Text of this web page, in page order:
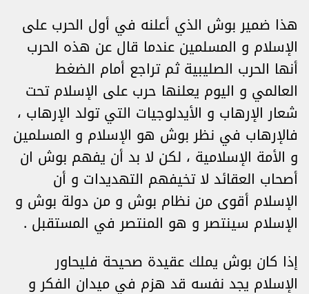
هذا ضمير بوش الذي أعلنه في أول الحرب على
الإسلام و المسلمين عندما قال عن هذه الحرب
أنها الحرب الصليبية ثم تراجع أمام الضغط
العالمي و اليوم يعلنها حرب على الإسلام تحت
شعار الإرهاب و الأيدلوجيات التي تولد الإرهاب ،
فالإرهاب في نظر بوش هو الإسلام و المسلمين
و الأمة الإسلامية ، لكن لا بد أن يفهم بوش ان
أصحاب العقائد لا تخيفهم التهديدات و أن
الإسلام أقوى من نظام بوش و من دولة بوش و
الإسلام سينتصر و هو المنتصر في المستقبل .
إذا كان بوش يملك عقيدة صحيحة فليحاور
الإسلام يجد نفسه قد هزم في ميدان الفكر و